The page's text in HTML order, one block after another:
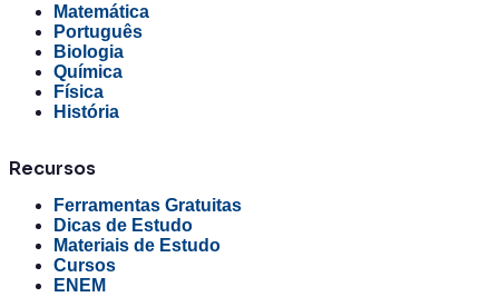
Matemática
Português
Biologia
Química
Física
História
Recursos
Ferramentas Gratuitas
Dicas de Estudo
Materiais de Estudo
Cursos
ENEM